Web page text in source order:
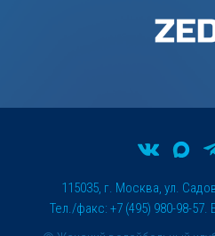
115035, г. Москва, ул.
Тел./факс: +7 (495) 980-98-57.